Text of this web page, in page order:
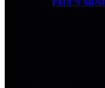
PAUL’S